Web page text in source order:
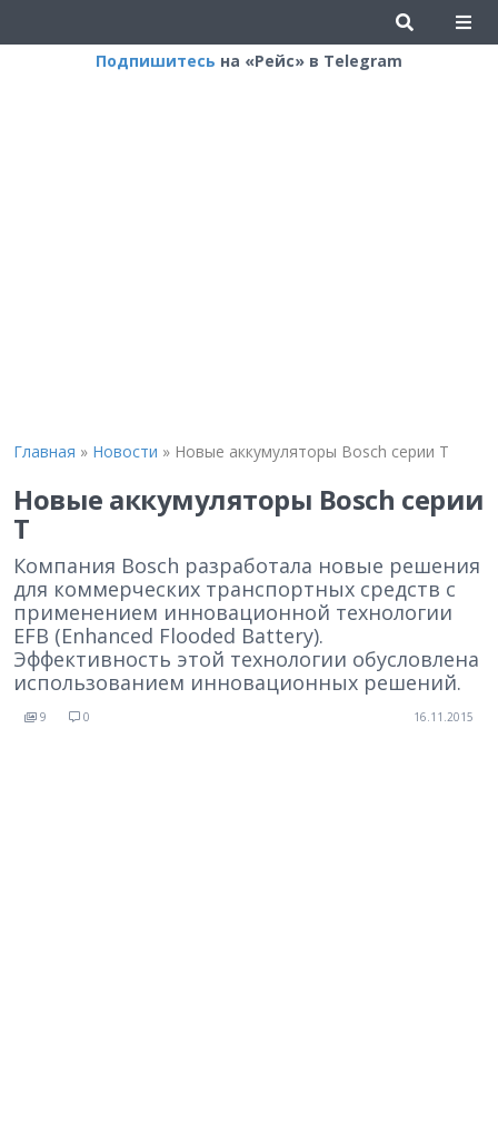
Подпишитесь на «Рейс» в Telegram
Главная » Новости » Новые аккумуляторы Bosch серии Т
Новые аккумуляторы Bosch серии
Т
Компания Bosch разработала новые решения
для коммерческих транспортных средств с
применением инновационной технологии
EFB (Enhanced Flooded Battery).
Эффективность этой технологии обусловлена
использованием инновационных решений.
9 0 16.11.2015